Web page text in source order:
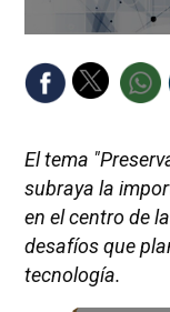
El tema
subraya la
en el centro de
desafíos que
tecnología.